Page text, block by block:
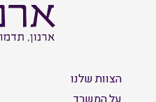
הצוות שלנו
על המשרד